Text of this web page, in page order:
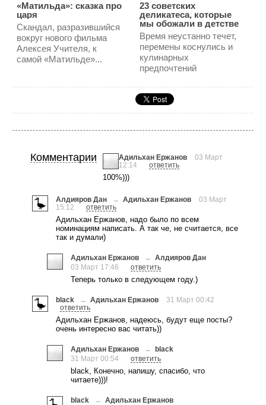
«Матильда»: сказка про
царя
Скандал, разразившийся
вокруг нового фильма
Алексея Учителя, к
самой «Матильде»...
23 советских
деликатеса, которые
мы обожали в детстве
Время неустанно течет,
перемены коснулись и
кулинарных
предпочтений
Комментарии Адильхан Ержанов
03 Март
12:14
ответить
100%)))
Алдияров Дан → Адильхан Ержанов
03 Март
15:12
ответить
Адильхан Ержанов, надо было по всем
номинациям написать. А так че, не считается, все
так и думали)
Адильхан Ержанов → Алдияров Дан
03 Март 17:46
ответить
Теперь только в следующем году.)
black → Адильхан Ержанов
31 Март 00:42
ответить
Адильхан Ержанов, надеюсь, будут еще посты?
очень интересно вас читать))
Адильхан Ержанов →
black
31 Март 00:54
ответить
black, Конечно, напишу, спасибо, что
читаете)))!
black → Адильхан Ержанов